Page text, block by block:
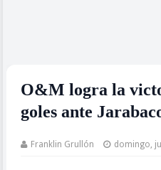
O&M logra la
goles ante
Franklin Grullón domingo,